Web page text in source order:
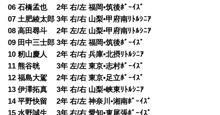
06 石橋孟也 2年 右/左 福岡•筑後ﾎﾞｰｲｽﾞ
07 土肥綾太郎 3年 右/右 山梨•甲府南ﾘﾄﾙｼﾆｱ
08 高田尋斗 2年 左/左 山梨•甲府南ﾘﾄﾙｼﾆｱ
09 田中三士郎 3年 右/左 福岡•筑後ﾎﾞｰｲｽﾞ
10 籾山慶人 2年 右/右 兵庫•北摂ﾘﾄﾙｼﾆｱ
11 熊谷晄 3年 左/左 東京•志村ﾎﾞｰｲｽﾞ
12 福島大駕 2年 右/右 東京•足立ﾎﾞｰｲｽﾞ
13 伊澤拓真 3年 右/右 山梨•峡東ﾘﾄﾙｼﾆｱ
14 平野快留 2年 右/左 神奈川•湘南ﾎﾞｰｲｽﾞ
15 水野誠生 3年 右/右 愛知•東尾張ﾎﾞｰｲｽﾞ